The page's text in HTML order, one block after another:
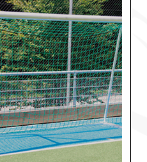
Volleyball, Beachvolleyball
Wassersport